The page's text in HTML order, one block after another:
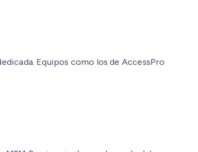
Equipos como los de AccessPro